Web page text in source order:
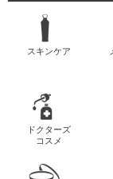
スキンケア
ドクターズ
コスメ